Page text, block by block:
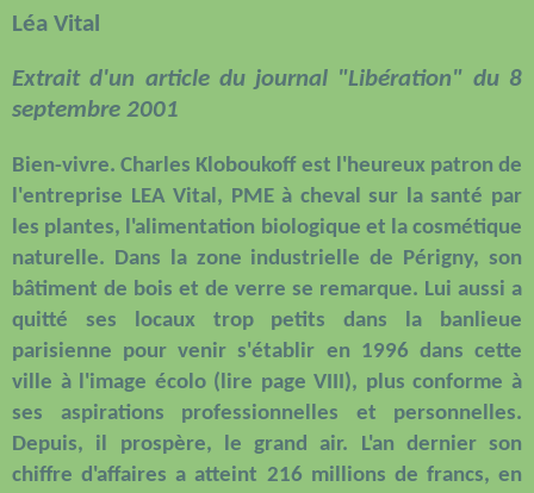
Léa Vital
Extrait d'un article du journal "Libération" du 8
septembre 2001
Bien-vivre. Charles Kloboukoff est l'heureux patron de
l'entreprise LEA Vital, PME à cheval sur la santé par
les plantes, l'alimentation biologique et la cosmétique
naturelle. Dans la zone industrielle de Périgny, son
bâtiment de bois et de verre se remarque. Lui aussi a
quitté ses locaux trop petits dans la banlieue
parisienne pour venir s'établir en 1996 dans cette
ville à l'image écolo (lire page VIII), plus conforme à
ses aspirations professionnelles et personnelles.
Depuis, il prospère, le grand air. L'an dernier son
chiffre d'affaires a atteint 216 millions de francs, en